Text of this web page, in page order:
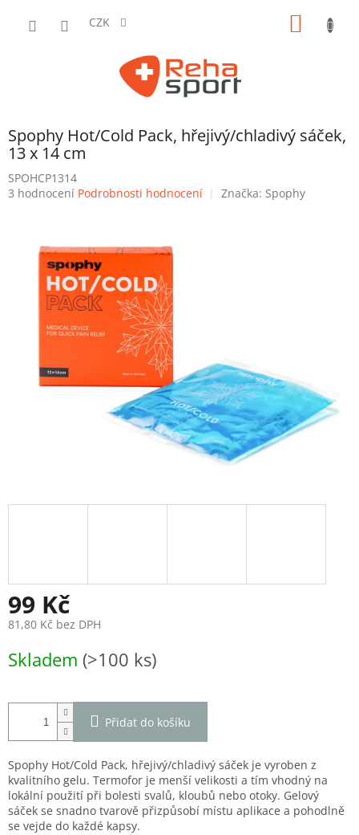
CZK
Spophy Hot/Cold Pack, hřejivý/chladivý sáček,
13 x 14 cm
SPOHCP1314
Průměrné
hvězdiček.
3 hodnocení Podrobnosti hodnocení Značka: Spophy
99 Kč
81,80 Kč bez DPH
cena:
Skladem (>100 ks)
Přidat do košíku
Spophy Hot/Cold Pack, hřejivý/chladivý sáček je vyroben z
kvalitního gelu. Termofor je menší velikosti a tím vhodný na
lokální použití při bolesti svalů, kloubů nebo otoky. Gelový
sáček se snadno tvarově přizpůsobí místu aplikace a pohodlně
se vejde do každé kapsy.